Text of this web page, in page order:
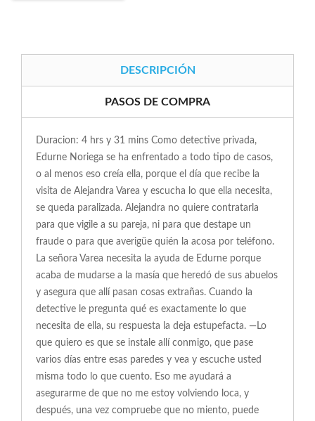
DESCRIPCIÓN
PASOS DE COMPRA
Duracion: 4 hrs y 31 mins Como detective privada,
Edurne Noriega se ha enfrentado a todo tipo de casos,
o al menos eso creía ella, porque el día que recibe la
visita de Alejandra Varea y escucha lo que ella necesita,
se queda paralizada. Alejandra no quiere contratarla
para que vigile a su pareja, ni para que destape un
fraude o para que averigüe quién la acosa por teléfono.
La señora Varea necesita la ayuda de Edurne porque
acaba de mudarse a la masía que heredó de sus abuelos
y asegura que allí pasan cosas extrañas. Cuando la
detective le pregunta qué es exactamente lo que
necesita de ella, su respuesta la deja estupefacta. —Lo
que quiero es que se instale allí conmigo, que pase
varios días entre esas paredes y vea y escuche usted
misma todo lo que cuento. Eso me ayudará a
asegurarme de que no me estoy volviendo loca, y
después, una vez compruebe que no miento, puede